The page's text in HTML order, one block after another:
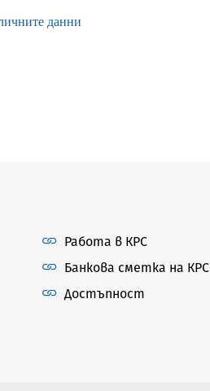
данни
Работа в КРС
Банкова сметка на КРС
Достъпност